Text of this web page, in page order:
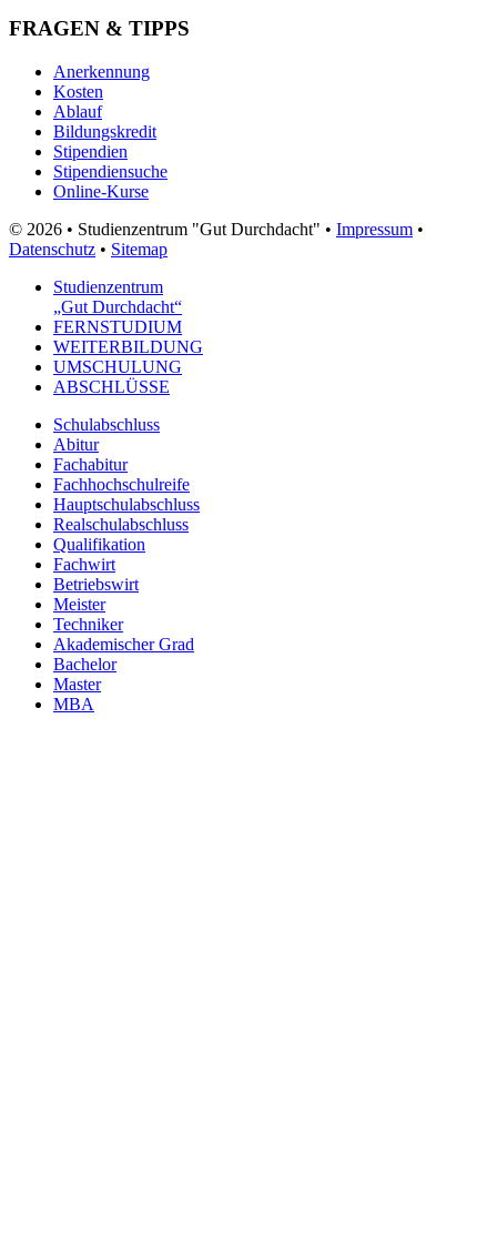
FRAGEN & TIPPS
Anerkennung
Kosten
Ablauf
Bildungskredit
Stipendien
Stipendiensuche
Online-Kurse
© 2026 • Studienzentrum "Gut Durchdacht" • Impressum •
Datenschutz • Sitemap
Studienzentrum
„Gut Durchdacht“
FERNSTUDIUM
WEITERBILDUNG
UMSCHULUNG
ABSCHLÜSSE
Schulabschluss
Abitur
Fachabitur
Fachhochschulreife
Hauptschulabschluss
Realschulabschluss
Qualifikation
Fachwirt
Betriebswirt
Meister
Techniker
Akademischer Grad
Bachelor
Master
MBA